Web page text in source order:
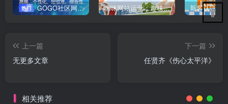
热门 GOGO社区网站搭建(自助服务) 咪咪网站运营：趣味性悄悄飘起的成功风头 新客认证优
上一篇
无更多文章
下一篇
任贤齐《伤心太平洋》
相关推荐